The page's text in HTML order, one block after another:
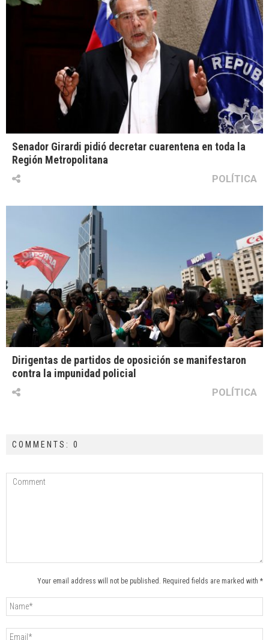
Senador Girardi pidió decretar cuarentena en toda la
Región Metropolitana
POLÍTICA
Dirigentas de partidos de oposición se manifestaron
contra la impunidad policial
POLÍTICA
COMMENTS: 0
Your email address will not be published. Required fields are marked with *